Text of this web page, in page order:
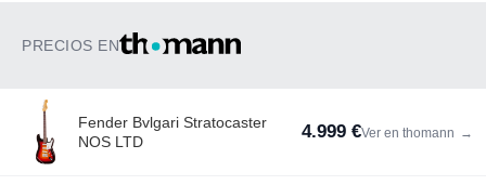
PRECIOS EN
Fender Bvlgari Stratocaster
NOS LTD
4.999 €Ver en thomann →